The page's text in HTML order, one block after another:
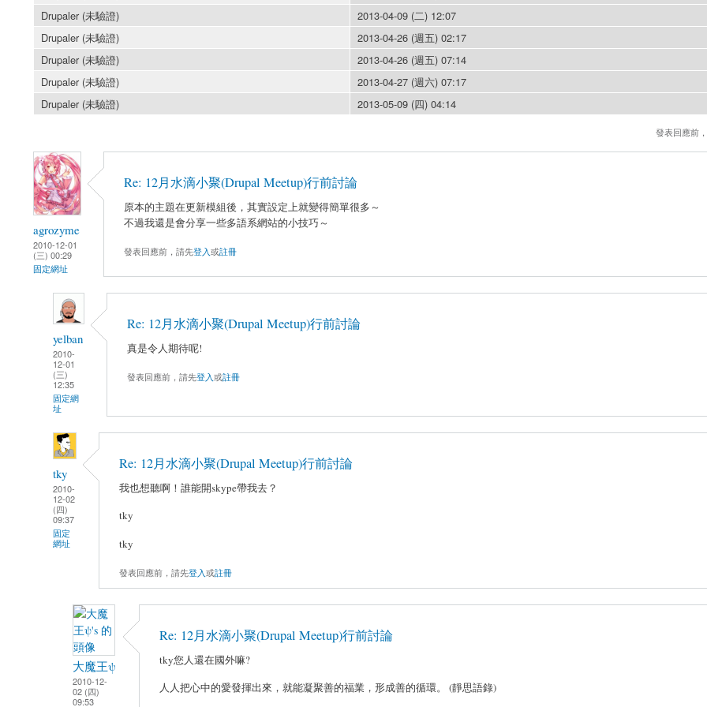
Drupaler (未驗證)
2013-04-09 (二) 12:07
Drupaler (未驗證)
2013-04-26 (週五) 02:17
Drupaler (未驗證)
2013-04-26 (週五) 07:14
Drupaler (未驗證)
2013-04-27 (週六) 07:17
Drupaler (未驗證)
2013-05-09 (四) 04:14
發表回應前
agrozyme
2010-12-01
(三) 00:29
固定網址
Re: 12月水滴小聚(Drupal Meetup)行前討論
原本的主題在更新模組後，其實設定上就變得簡單很多～
不過我還是會分享一些多語系網站的小技巧～
發表回應前，請先登入或註冊
yelban
2010-
12-01
(三)
12:35
固定網
址
Re: 12月水滴小聚(Drupal Meetup)行前討論
真是令人期待呢!
發表回應前，請先登入或註冊
tky
2010-
12-02
(四)
09:37
固定
網址
Re: 12月水滴小聚(Drupal Meetup)行前討論
我也想聽啊！誰能開skype帶我去？
tky
tky
發表回應前，請先登入或註冊
大魔王ψ
2010-12-
02 (四)
09:53
Re: 12月水滴小聚(Drupal Meetup)行前討論
tky您人還在國外嘛?
人人把心中的愛發揮出來，就能凝聚善的福業，形成善的循環。 (靜思語錄)